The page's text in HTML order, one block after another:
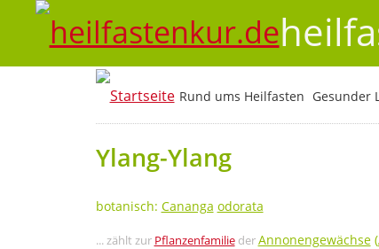
Rund ums Heilfasten Gesunder
Ylang-Ylang
botanisch: Cananga odorata
... zählt zur PflanzenfamiliederAnnonengewächse(